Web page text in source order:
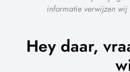
informatie verwijzen wij
Hey daar,